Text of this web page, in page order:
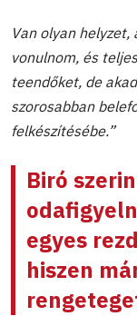
Van olyan
vonulnom, és
teendőket, de
szorosabban
felkészítésébe.”
Biró
egyes
hiszen